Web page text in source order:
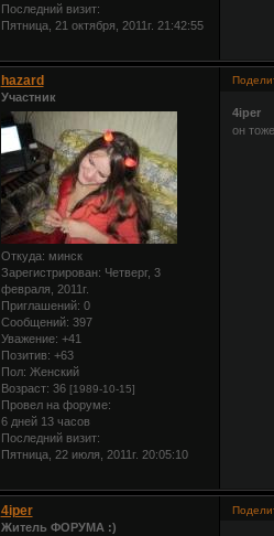
Последний визит:
Пятница, 21 октября, 2011г. 21:42:55
hazard
Участник
Откуда: минск
Зарегистрирован: Четверг, 3
февраля, 2011г.
Приглашений: 0
Сообщений: 397
Уважение: +41
Позитив: +63
Пол: Женский
Возраст: 36 [1989-10-15]
Провел на форуме:
6 дней 13 часов
Последний визит:
Пятница, 22 июля, 2011г. 20:05:10
4iper
он
4iper
Житель ФОРУМА :)